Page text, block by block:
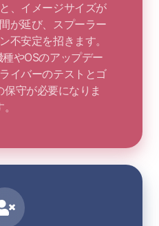
、イメージサイズが
が延び、スプーラー
不安定を招きます。
やOSのアップデー
イバーのテストとゴ
守が必要になりま